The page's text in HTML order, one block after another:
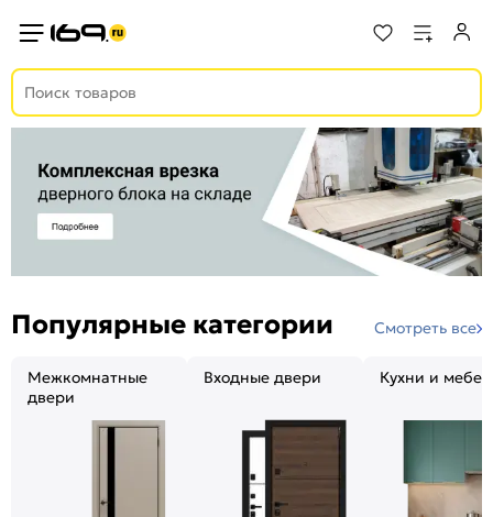
Популярные категории Смотреть все
Межкомнатные
двери
Входные двери Кухни и